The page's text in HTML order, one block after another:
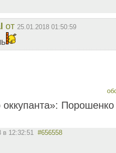
от 25.01.2018 01:50:59
оккупанта»: Порошенко
в 12:32:51 #656558